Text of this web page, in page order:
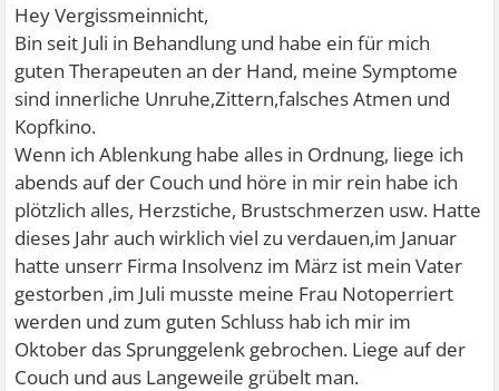
Hey Vergissmeinnicht,
Bin seit Juli in Behandlung und habe ein für mich
guten Therapeuten an der Hand, meine Symptome
sind innerliche Unruhe,Zittern,falsches Atmen und
Kopfkino.
Wenn ich Ablenkung habe alles in Ordnung, liege ich
abends auf der Couch und höre in mir rein habe ich
plötzlich alles, Herzstiche, Brustschmerzen usw. Hatte
dieses Jahr auch wirklich viel zu verdauen,im Januar
hatte unserr Firma Insolvenz im März ist mein Vater
gestorben ,im Juli musste meine Frau Notoperriert
werden und zum guten Schluss hab ich mir im
Oktober das Sprunggelenk gebrochen. Liege auf der
Couch und aus Langeweile grübelt man.